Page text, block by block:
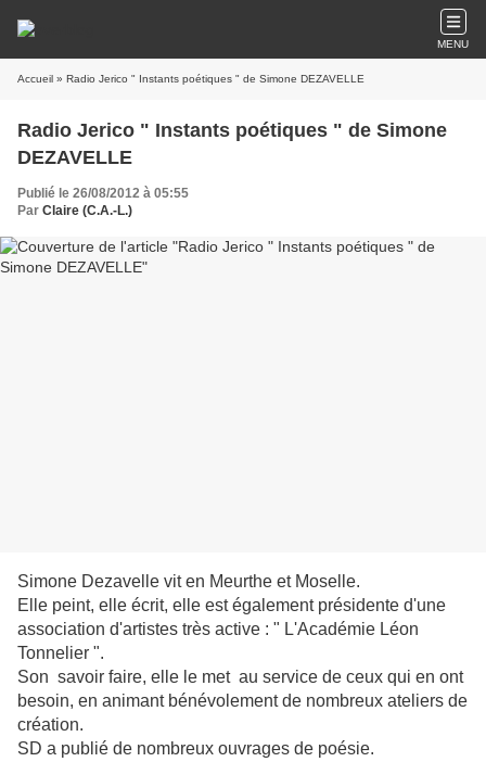
MENU
Accueil » Radio Jerico " Instants poétiques " de Simone DEZAVELLE
Radio Jerico " Instants poétiques " de Simone
DEZAVELLE
Publié le 26/08/2012 à 05:55
Par Claire (C.A.-L.)
Simone Dezavelle vit en Meurthe et Moselle.
Elle peint, elle écrit, elle est également présidente d'une
association d'artistes très active : " L'Académie Léon
Tonnelier ".
Son savoir faire, elle le met au service de ceux qui en ont
besoin, en animant bénévolement de nombreux ateliers de
création.
SD a publié de nombreux ouvrages de poésie.